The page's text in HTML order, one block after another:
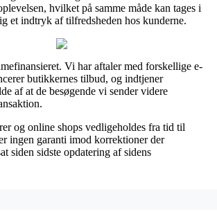
hvilket på samme måde kan tages i
et indtryk af tilfredsheden hos kunderne.
Vi har aftaler med forskellige e-
butikkernes tilbud, og indtjener
af at de besøgende vi sender videre
og online shops vedligeholdes fra tid til
ingen garanti imod korrektioner der
siden sidste opdatering af sidens